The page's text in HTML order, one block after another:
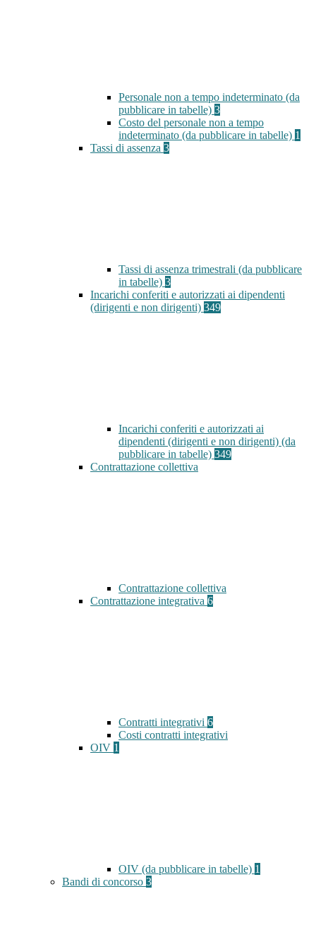
Personale non a tempo indeterminato (da
pubblicare in tabelle) 3
Costo del personale non a tempo
indeterminato (da pubblicare in tabelle) 1
Tassi di assenza 3
Tassi di assenza trimestrali (da pubblicare
in tabelle) 3
Incarichi conferiti e autorizzati ai dipendenti
(dirigenti e non dirigenti) 349
Incarichi conferiti e autorizzati ai
dipendenti (dirigenti e non dirigenti) (da
pubblicare in tabelle) 349
Contrattazione collettiva
Contrattazione collettiva
Contrattazione integrativa 6
Contratti integrativi 6
Costi contratti integrativi
OIV 1
OIV (da pubblicare in tabelle) 1
Bandi di concorso 3